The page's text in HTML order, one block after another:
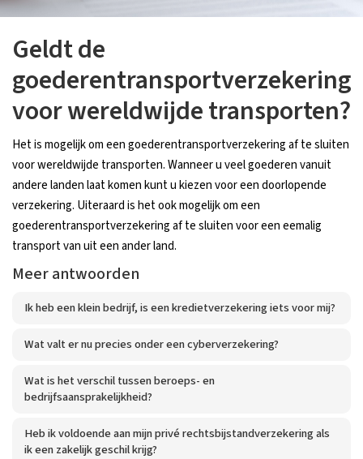
Geldt de
goederentransportverzekering
voor wereldwijde transporten?
Het is mogelijk om een goederentransportverzekering af te sluiten
voor wereldwijde transporten. Wanneer u veel goederen vanuit
andere landen laat komen kunt u kiezen voor een doorlopende
verzekering. Uiteraard is het ook mogelijk om een
goederentransportverzekering af te sluiten voor een eemalig
transport van uit een ander land.
Meer antwoorden
Ik heb een klein bedrijf, is een kredietverzekering iets voor mij?
Wat valt er nu precies onder een cyberverzekering?
Wat is het verschil tussen beroeps- en
bedrijfsaansprakelijkheid?
Heb ik voldoende aan mijn privé rechtsbijstandverzekering als
ik een zakelijk geschil krijg?